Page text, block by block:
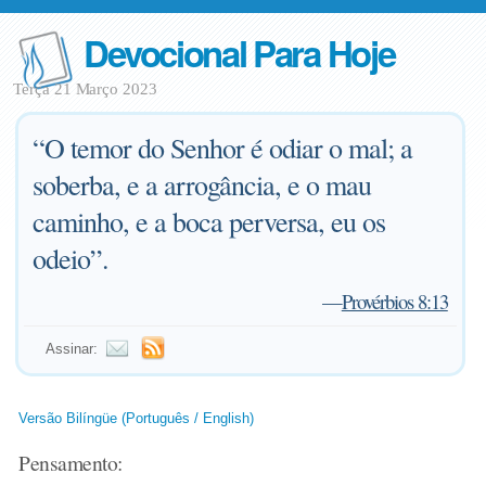
Devocional Para Hoje
Terça 21 Março 2023
“O temor do Senhor é odiar o mal; a
soberba, e a arrogância, e o mau
caminho, e a boca perversa, eu os
odeio”.
—Provérbios 8:13
Assinar:
Versão Bilíngüe (Português / English)
Pensamento: